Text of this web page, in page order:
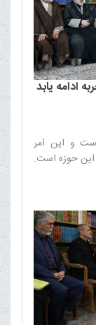
ادامه یابد
و این امر
این حوزه است.‌